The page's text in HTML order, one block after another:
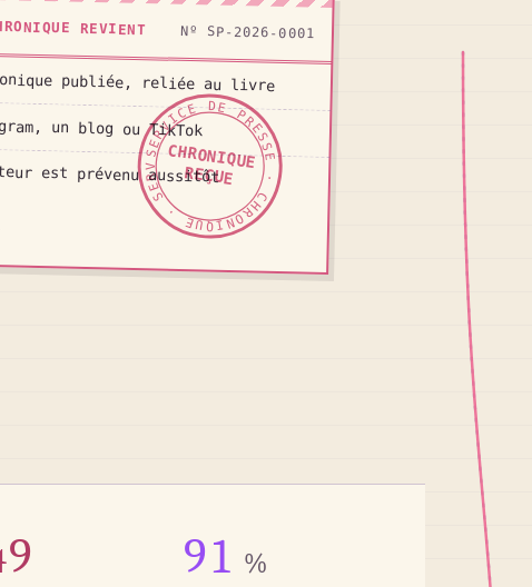
REVIENT Nº SP-2026-0001
publiée, reliée au livre
un blog ou TikTok
est prévenu aussitôt
SERVICE DE PRESSE · CHRONIQUE · SERVICE DE PRESSE ·
CHRONIQUE
REÇUE
91 %